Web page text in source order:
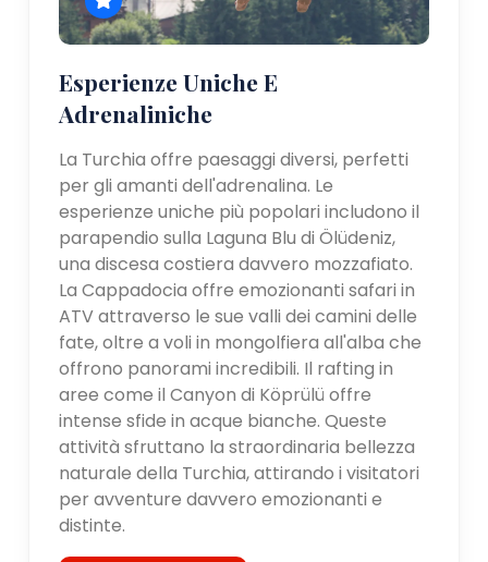
Esperienze Uniche E
Adrenaliniche
La Turchia offre paesaggi diversi, perfetti
per gli amanti dell'adrenalina. Le
esperienze uniche più popolari includono il
parapendio sulla Laguna Blu di Ölüdeniz,
una discesa costiera davvero mozzafiato.
La Cappadocia offre emozionanti safari in
ATV attraverso le sue valli dei camini delle
fate, oltre a voli in mongolfiera all'alba che
offrono panorami incredibili. Il rafting in
aree come il Canyon di Köprülü offre
intense sfide in acque bianche. Queste
attività sfruttano la straordinaria bellezza
naturale della Turchia, attirando i visitatori
per avventure davvero emozionanti e
distinte.